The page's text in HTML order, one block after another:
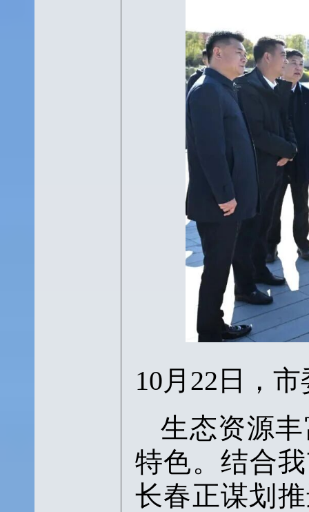
10月22日，
生态资源
特色。结合
长春正谋划